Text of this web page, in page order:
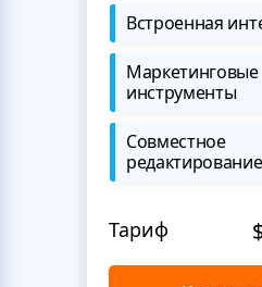
Встроенная
Маркетинговые
инструменты
Совместное
редактирование
Тариф